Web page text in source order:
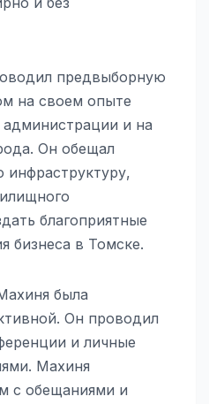
предвыборную
на своем опыте
и на
Он обещал
инфраструктуру,
благоприятные
бизнеса в Томске.
была
Он проводил
и личные
Махиня
с обещаниями и